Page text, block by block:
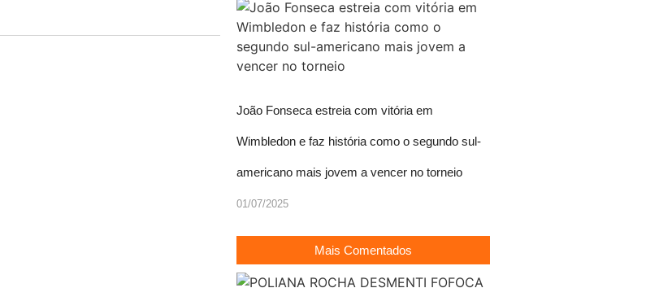
João Fonseca estreia com vitória em
Wimbledon e faz história como o segundo sul-
americano mais jovem a vencer no torneio
01/07/2025
Mais Comentados